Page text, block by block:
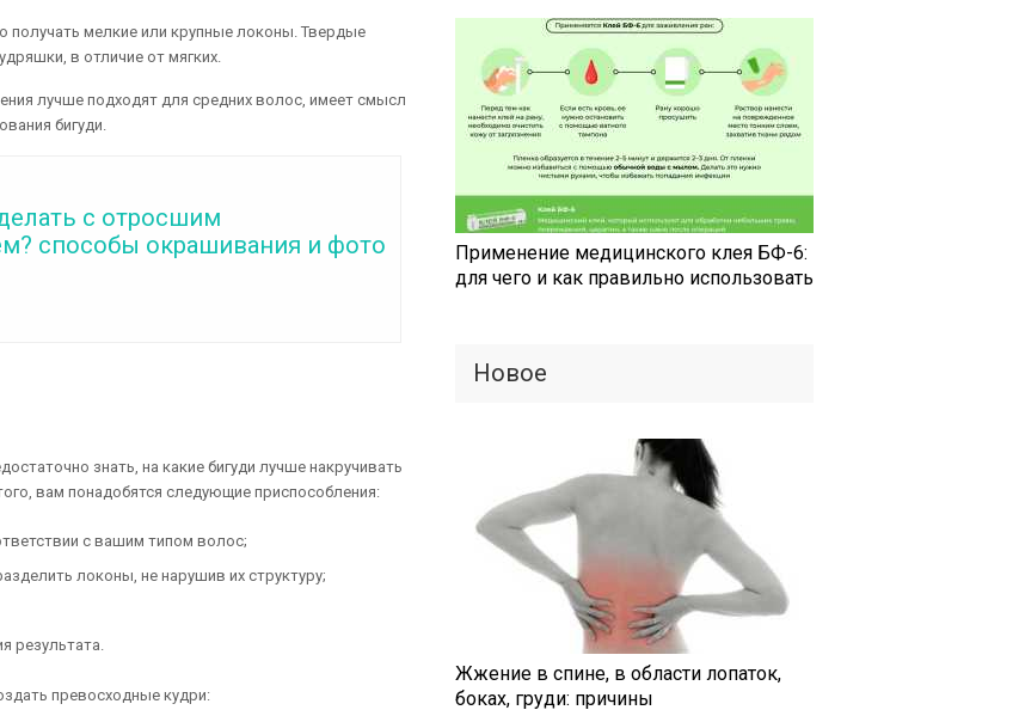
получать мелкие или крупные локоны. Твердые
в отличие от мягких.
лучше подходят для средних волос, имеет смысл
бигуди.
с отросшим
способы окрашивания и фото
знать, на какие бигуди лучше накручивать
вам понадобятся следующие приспособления:
с вашим типом волос;
локоны, не нарушив их структуру;
результата.
превосходные кудри:
Применение медицинского клея БФ-6:
для чего и как правильно использовать
Новое
Жжение в спине, в области лопаток,
боках, груди: причины